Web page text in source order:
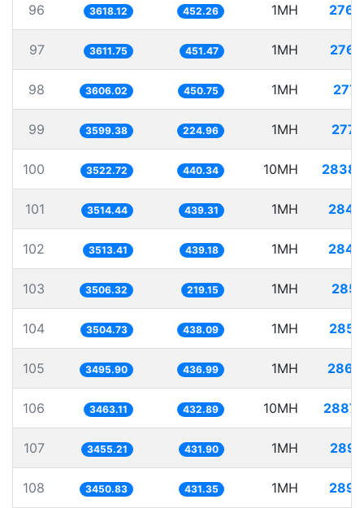
96 3618.12 452.26 1MH
97 3611.75 451.47 1MH
98 3606.02 450.75 1MH
99 3599.38 224.96 1MH
100 3522.72 440.34 10MH
101 3514.44 439.31 1MH
102 3513.41 439.18 1MH
103 3506.32 219.15 1MH
104 3504.73 438.09 1MH
105 3495.90 436.99 1MH
106 3463.11 432.89 10MH
107 3455.21 431.90 1MH
108 3450.83 431.35 1MH